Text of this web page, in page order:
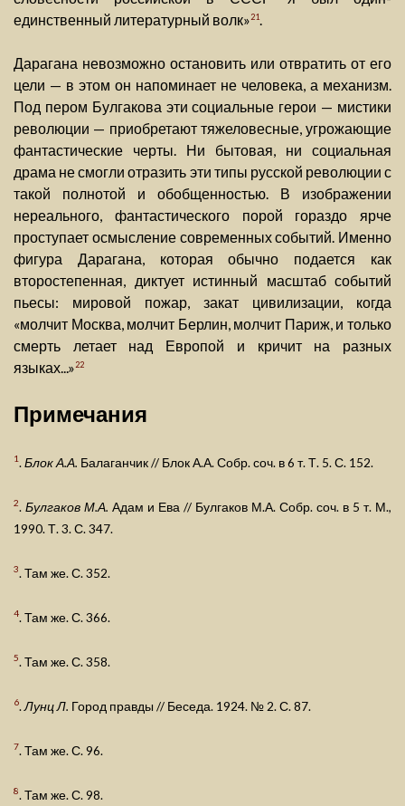
единственный литературный волк»21.
Дарагана невозможно остановить или отвратить от его
цели — в этом он напоминает не человека, а механизм.
Под пером Булгакова эти социальные герои — мистики
революции — приобретают тяжеловесные, угрожающие
фантастические черты. Ни бытовая, ни социальная
драма не смогли отразить эти типы русской революции с
такой полнотой и обобщенностью. В изображении
нереального, фантастического порой гораздо ярче
проступает осмысление современных событий. Именно
фигура Дарагана, которая обычно подается как
второстепенная, диктует истинный масштаб событий
пьесы: мировой пожар, закат цивилизации, когда
«молчит Москва, молчит Берлин, молчит Париж, и только
смерть летает над Европой и кричит на разных
языках...»22
Примечания
1.Блок А.А. Балаганчик // Блок А.А. Собр. соч. в 6 т. Т. 5. С. 152.
2. Булгаков М.А. Адам и Ева // Булгаков М.А. Собр. соч. в 5 т. М.,
1990. Т. 3. С. 347.
3. Там же. С. 352.
4. Там же. С. 366.
5. Там же. С. 358.
6.Лунц Л. Город правды // Беседа. 1924. № 2. С. 87.
7. Там же. С. 96.
8. Там же. С. 98.